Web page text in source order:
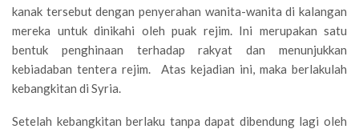
kanak tersebut dengan penyerahan wanita-wanita di kalangan
mereka untuk dinikahi oleh puak rejim. Ini merupakan satu
bentuk penghinaan terhadap rakyat dan menunjukkan
kebiadaban tentera rejim. Atas kejadian ini, maka berlakulah
kebangkitan di Syria.
Setelah kebangkitan berlaku tanpa dapat dibendung lagi oleh